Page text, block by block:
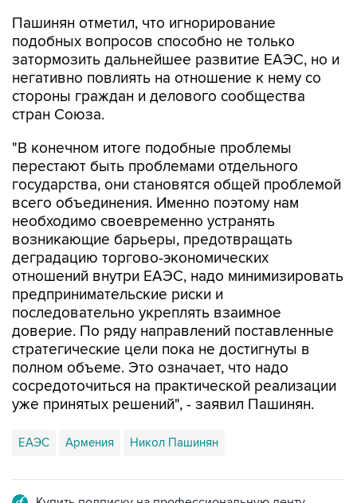
Пашинян отметил, что игнорирование
подобных вопросов способно не только
затормозить дальнейшее развитие ЕАЭС, но и
негативно повлиять на отношение к нему со
стороны граждан и делового сообщества
стран Союза.
"В конечном итоге подобные проблемы
перестают быть проблемами отдельного
государства, они становятся общей проблемой
всего объединения. Именно поэтому нам
необходимо своевременно устранять
возникающие барьеры, предотвращать
деградацию торгово-экономических
отношений внутри ЕАЭС, надо минимизировать
предпринимательские риски и
последовательно укреплять взаимное
доверие. По ряду направлений поставленные
стратегические цели пока не достигнуты в
полном объеме. Это означает, что надо
сосредоточиться на практической реализации
уже принятых решений", - заявил Пашинян.
ЕАЭС Армения Никол Пашинян